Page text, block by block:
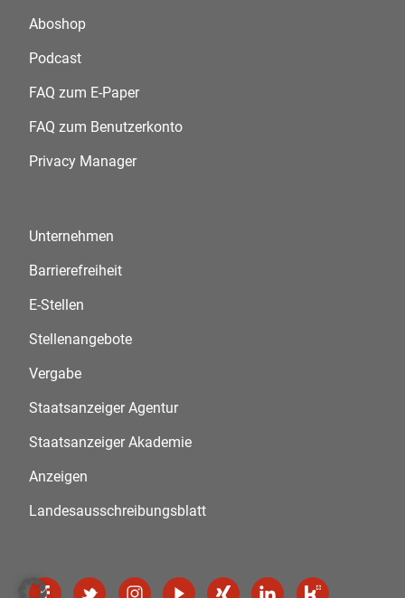
Aboshop
Podcast
FAQ zum E-Paper
FAQ zum Benutzerkonto
Privacy Manager
Unternehmen
Barrierefreiheit
E-Stellen
Stellenangebote
Vergabe
Staatsanzeiger Agentur
Staatsanzeiger Akademie
Anzeigen
Landesausschreibungsblatt